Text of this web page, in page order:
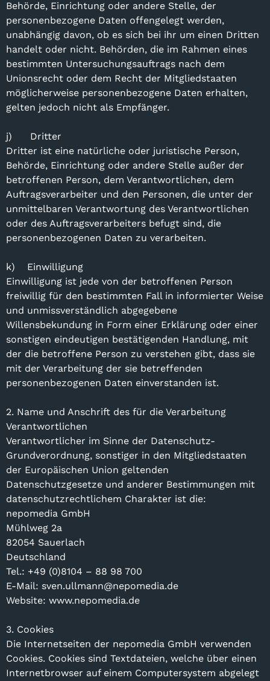
Behörde, Einrichtung oder andere Stelle, der
personenbezogene Daten offengelegt werden,
unabhängig davon, ob es sich bei ihr um einen Dritten
handelt oder nicht. Behörden, die im Rahmen eines
bestimmten Untersuchungsauftrags nach dem
Unionsrecht oder dem Recht der Mitgliedstaaten
möglicherweise personenbezogene Daten erhalten,
gelten jedoch nicht als Empfänger.
j) Dritter
Dritter ist eine natürliche oder juristische Person,
Behörde, Einrichtung oder andere Stelle außer der
betroffenen Person, dem Verantwortlichen, dem
Auftragsverarbeiter und den Personen, die unter der
unmittelbaren Verantwortung des Verantwortlichen
oder des Auftragsverarbeiters befugt sind, die
personenbezogenen Daten zu verarbeiten.
k) Einwilligung
Einwilligung ist jede von der betroffenen Person
freiwillig für den bestimmten Fall in informierter Weise
und unmissverständlich abgegebene
Willensbekundung in Form einer Erklärung oder einer
sonstigen eindeutigen bestätigenden Handlung, mit
der die betroffene Person zu verstehen gibt, dass sie
mit der Verarbeitung der sie betreffenden
personenbezogenen Daten einverstanden ist.
2. Name und Anschrift des für die Verarbeitung
Verantwortlichen
Verantwortlicher im Sinne der Datenschutz-
Grundverordnung, sonstiger in den Mitgliedstaaten
der Europäischen Union geltenden
Datenschutzgesetze und anderer Bestimmungen mit
datenschutzrechtlichem Charakter ist die:
nepomedia GmbH
Mühlweg 2a
82054 Sauerlach
Deutschland
Tel.: +49 (0)8104 – 88 98 700
E-Mail: sven.ullmann@nepomedia.de
Website: www.nepomedia.de
3. Cookies
Die Internetseiten der nepomedia GmbH verwenden
Cookies. Cookies sind Textdateien, welche über einen
Internetbrowser auf einem Computersystem abgelegt